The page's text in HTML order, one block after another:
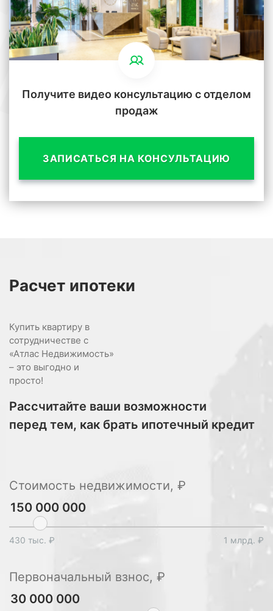
Получите видео консультацию с отделом
продаж
ЗАПИСАТЬСЯ НА КОНСУЛЬТАЦИЮ
Расчет ипотеки
Купить квартиру в
сотрудничестве с
«Атлас Недвижимость»
– это выгодно и
просто!
Рассчитайте ваши возможности
перед тем, как брать ипотечный кредит
Стоимость недвижимости, ₽
430 тыс. ₽ 1 млрд. ₽
Первоначальный взнос, ₽